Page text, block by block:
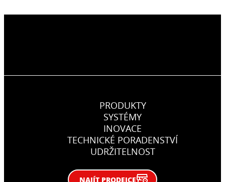
PRODUKTY
SYSTÉMY
INOVACE
TECHNICKÉ PORADENSTVÍ
UDRŽITELNOST
NAJÍT PRODEJCE